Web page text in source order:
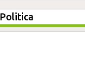
Politica